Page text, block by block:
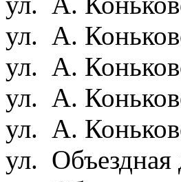
ул. А.
ул. А.
ул. А.
ул. А.
ул. Объездная